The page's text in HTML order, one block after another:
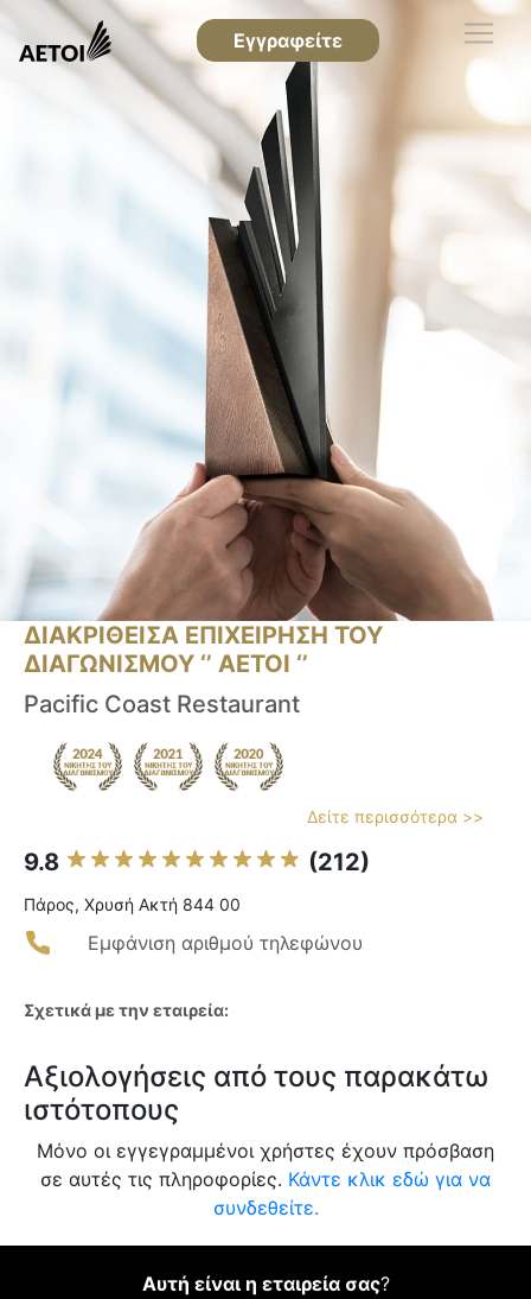
Εγγραφείτε
ΔΙΑΚΡΙΘΕΙΣΑ ΕΠΙΧΕΙΡΗΣΗ ΤΟΥ
ΔΙΑΓΩΝΙΣΜΟΥ ‘’ ΑΕΤΟΙ ‘’
Pacific Coast Restaurant
Δείτε περισσότερα >>
9.8 (212)
Πάρος, Χρυσή Ακτή 844 00
Εμφάνιση αριθμού τηλεφώνου
Σχετικά με την εταιρεία:
Αξιολογήσεις από τους παρακάτω
ιστότοπους
Μόνο οι εγγεγραμμένοι χρήστες έχουν πρόσβαση
σε αυτές τις πληροφορίες. Κάντε κλικ εδώ για να
συνδεθείτε.
Αυτή είναι η εταιρεία σας?